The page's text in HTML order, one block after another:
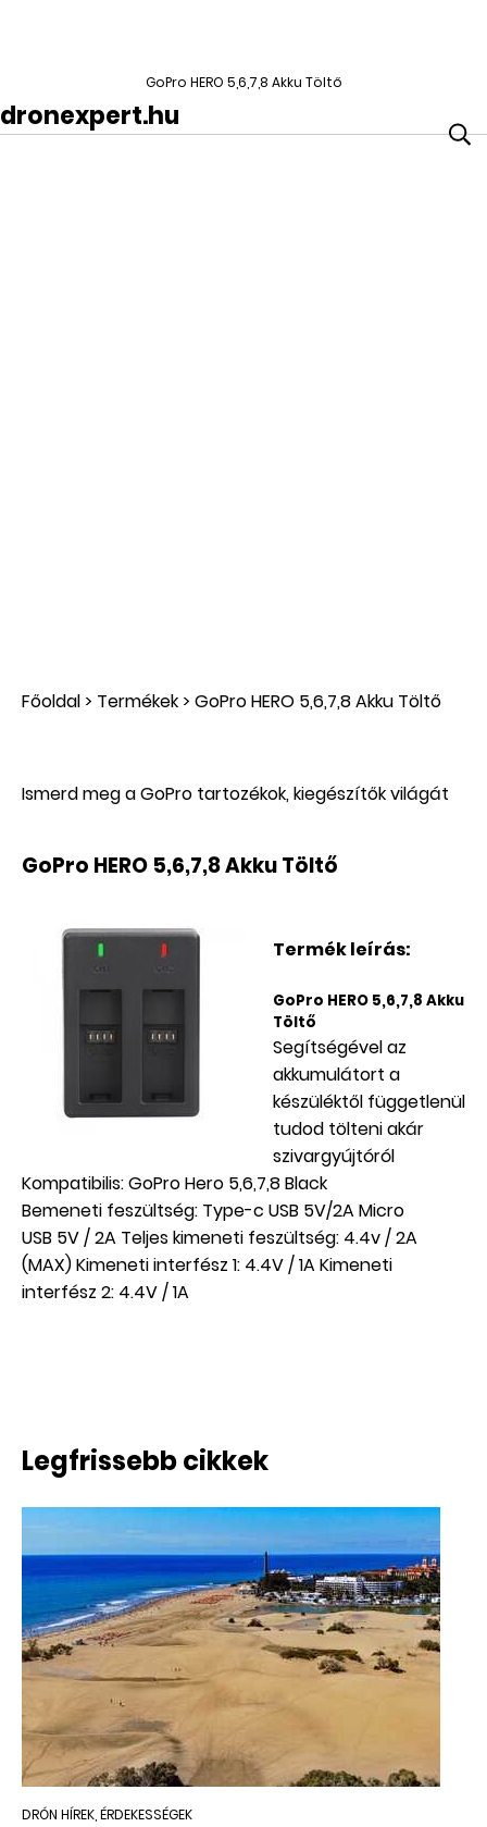
GoPro HERO 5,6,7,8 Akku Töltő
dronexpert.hu
Főoldal> Termékek> GoPro HERO 5,6,7,8 Akku Töltő
Ismerd meg a GoPro tartozékok, kiegészítők világát
GoPro HERO 5,6,7,8 Akku Töltő
Termék leírás:
GoPro HERO 5,6,7,8 Akku
Töltő
Segítségével az
akkumulátort a
készüléktől függetlenül
tudod tölteni akár
szivargyújtóról
Kompatibilis: GoPro Hero 5,6,7,8 Black
Bemeneti feszültség: Type-c USB 5V/2A Micro
USB 5V / 2A Teljes kimeneti feszültség: 4.4v / 2A
(MAX) Kimeneti interfész 1: 4.4V / 1A Kimeneti
interfész 2: 4.4V / 1A
Legfrissebb cikkek
DRÓN HÍREK, ÉRDEKESSÉGEK